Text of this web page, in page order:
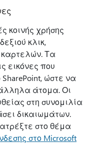
κοινής χρήσης
κλικ,
καρτελών. Τα
εικόνες που
ώστε να
άτομα. Οι
στη συνομιλία
δικαιωμάτων.
στο θέμα
στο Microsoft